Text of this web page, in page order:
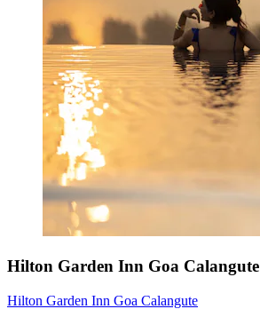
Hilton Garden Inn Goa Calangute
Hilton Garden Inn Goa Calangute